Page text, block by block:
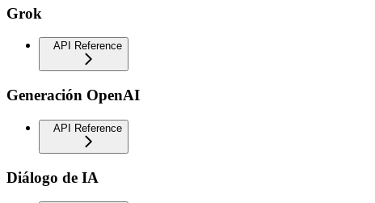
Grok
API Reference
Generación OpenAI
API Reference
Diálogo de IA